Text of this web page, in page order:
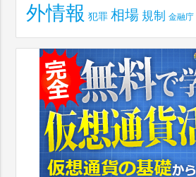
外情報 犯罪 相場 規制 金融庁